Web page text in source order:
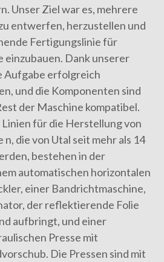
Unser Ziel war es, mehrere
entwerfen, herzustellen und
Fertigungslinie für
einzubauen. Dank unserer
Aufgabe erfolgreich
und die Komponenten sind
der Maschine kompatibel.
für die Herstellung von
die von Utal seit mehr als 14
bestehen in der
automatischen horizontalen
einer Bandrichtmaschine,
der reflektierende Folie
aufbringt, und einer
Presse mit
Die Pressen sind mit